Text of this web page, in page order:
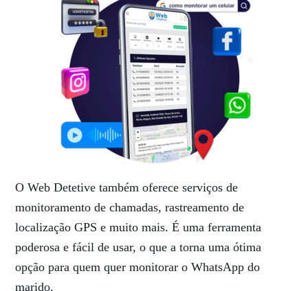
O Web Detetive também oferece serviços de
monitoramento de chamadas, rastreamento de
localização GPS e muito mais. É uma ferramenta
poderosa e fácil de usar, o que a torna uma ótima
opção para quem quer monitorar o WhatsApp do
marido.